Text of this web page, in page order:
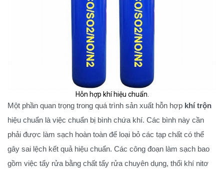
Hỗn hợp khí hiệu chuẩn.
Một phần quan trọng trong quá trình sản xuất hỗn hợp khí trộn
hiệu chuẩn là việc chuẩn bị bình chứa khí. Các bình này cần
phải được làm sạch hoàn toàn để loại bỏ các tạp chất có thể
gây sai lệch kết quả hiệu chuẩn. Các công đoạn làm sạch bao
gồm việc tẩy rửa bằng chất tẩy rửa chuyên dụng, thổi khí nitơ